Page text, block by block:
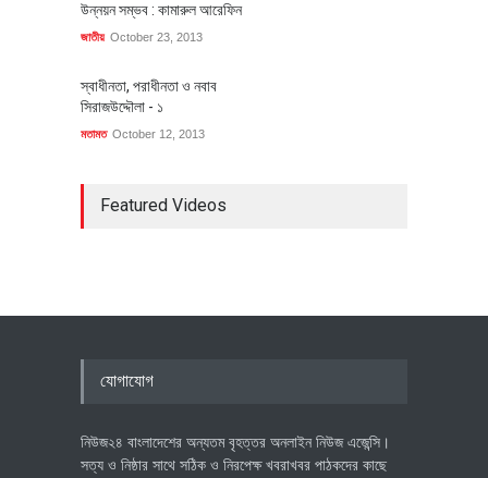
উন্নয়ন সম্ভব : কামারুল আরেফিন
জাতীয় October 23, 2013
স্বাধীনতা, পরাধীনতা ও নবাব
সিরাজউদ্দৌলা - ১
মতামত October 12, 2013
Featured Videos
যোগাযোগ
নিউজ২৪ বাংলাদেশের অন্যতম বৃহত্তর অনলাইন নিউজ এজেন্সি।
সত্য ও নিষ্ঠার সাথে সঠিক ও নিরপেক্ষ খবরাখবর পাঠকদের কাছে